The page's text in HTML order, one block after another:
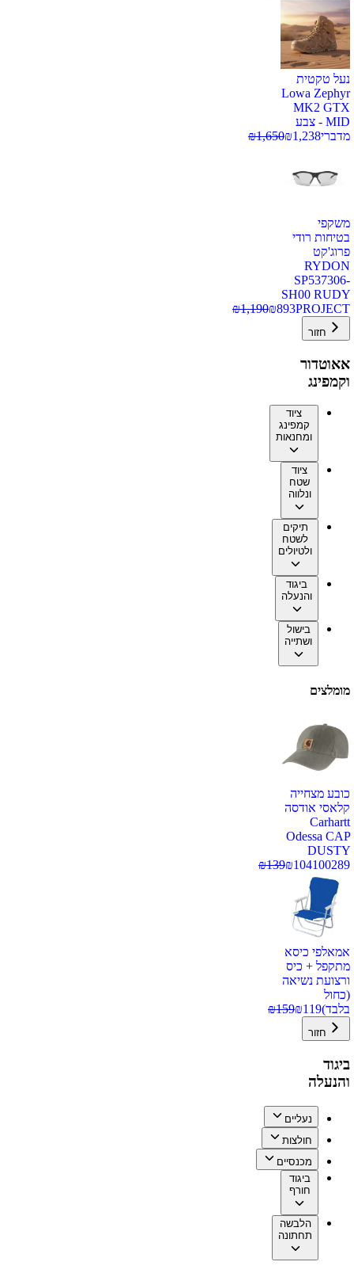
נעל טקטית
Lowa Zephyr
MK2 GTX
MID - צבע
מדברי
₪1,238
₪1,650
משקפי
בטיחות רודי
פרוג'קט
RYDON
SP537306-
SH00 RUDY
PROJECT
₪893
₪1,190
חזור
אאוטדור
וקמפינג
ציוד
קמפינג
ומחנאות
ציוד
שטח
ונלווה
תיקים
לשטח
ולטיולים
ביגוד
והנעלה
בישול
ושתייה
מומלצים
כובע מצחייה
קלאסי אודסה
Carhartt
Odessa CAP
DUSTY
100289
₪104
₪139
אמאלפי כיסא
מתקפל + כיס
ורצועת נשיאה
(כחול
בלבד)
₪119
₪159
חזור
ביגוד
והנעלה
נעליים
חולצות
מכנסיים
ביגוד
חורף
הלבשה
תחתונה